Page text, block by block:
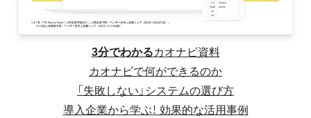
3分でわかるカオナビ資料
カオナビで何ができるのか
「失敗しない」システムの選び方
導入企業から学ぶ！ 効果的な活用事例